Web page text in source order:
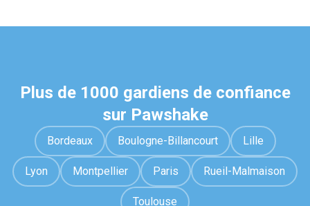
Plus de 1000 gardiens de confiance
sur Pawshake
Bordeaux Boulogne-Billancourt Lille
Lyon Montpellier Paris Rueil-Malmaison
Toulouse